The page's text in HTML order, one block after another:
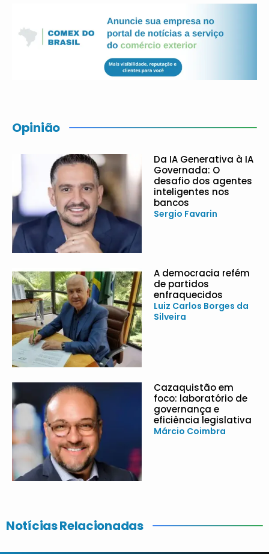
Opinião
Da IA Generativa à IA
Governada: O
desafio dos agentes
inteligentes nos
bancos
Sergio Favarin
A democracia refém
de partidos
enfraquecidos
Luiz Carlos Borges da
Silveira
Cazaquistão em
foco: laboratório de
governança e
eficiência legislativa
Márcio Coimbra
Notícias Relacionadas